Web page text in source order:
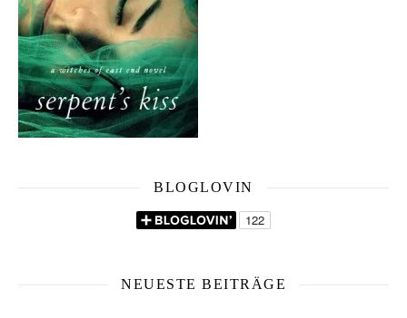
BLOGLOVIN
NEUESTE BEITRÄGE